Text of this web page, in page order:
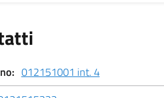
012151001 int. 4